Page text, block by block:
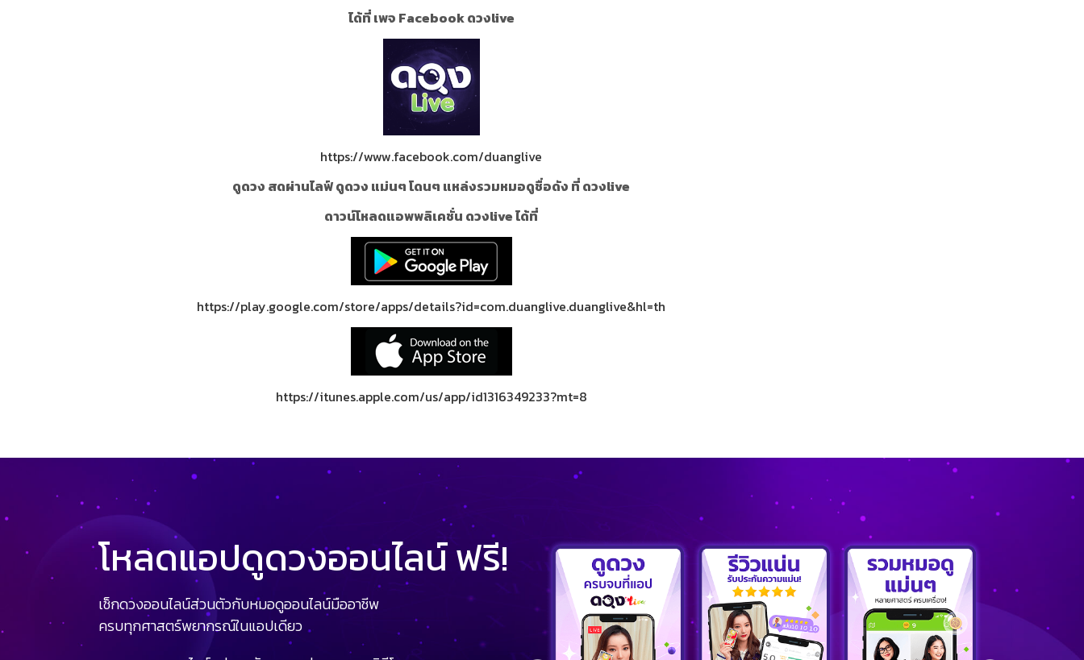
ได้ที่ เพจ Facebook ดวงlive
https://www.facebook.com/duanglive
ดูดวง สดผ่านไลฟ์ ดูดวง แม่นๆ โดนๆ แหล่งรวมหมอดูชื่อดัง ที่ ดวงlive
ดาวน์โหลดแอพพลิเคชั่น ดวงlive ได้ที่
https://play.google.com/store/apps/details?id=com.duanglive.duanglive&hl=th
https://itunes.apple.com/us/app/id1316349233?mt=8
โหลดแอปดูดวงออนไลน์ ฟรี!
เช็กดวงออนไลน์ส่วนตัวกับหมอดูออนไลน์มืออาชีพ
ครบทุกศาสตร์พยากรณ์ในแอปเดียว